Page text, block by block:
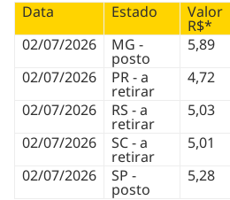
Data Estado Valor
R$*
02/07/2026
MG -
posto
5,89
02/07/2026
PR - a
retirar
4,72
02/07/2026
RS - a
retirar
5,03
02/07/2026
SC - a
retirar
5,01
02/07/2026
SP -
posto
5,28